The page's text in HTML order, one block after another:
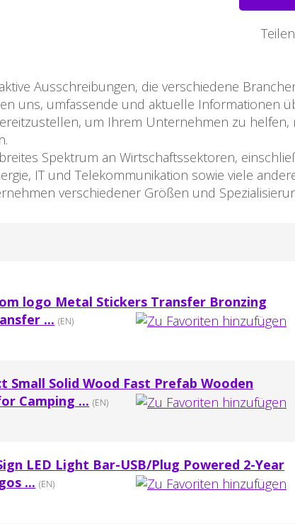
Ausschreibungen, die verschiedene
uns, umfassende und aktuelle Informationen
um Ihrem Unternehmen zu
Spektrum an Wirtschaftssektoren,
IT und Telekommunikation sowie viele
verschiedener Größen und
logo Metal Stickers Transfer Bronzing
... (EN)
Small Solid Wood Fast Prefab Wooden
Camping ... (EN)
LED Light Bar-USB/Plug Powered 2-Year
... (EN)